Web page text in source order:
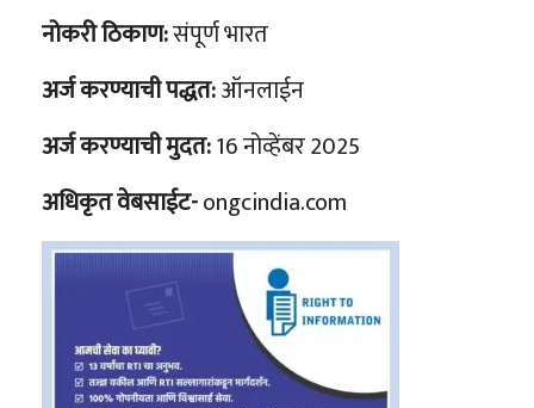
नोकरी ठिकाण:संपूर्ण भारत
अर्ज करण्याची पद्धत:ऑनलाईन
अर्ज करण्याची मुदत:16 नोव्हेंबर 2025
अधिकृत वेबसाईट-ongcindia.com